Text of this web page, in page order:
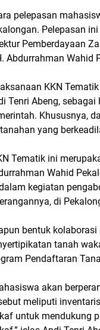
pelepasan
Pelepasan
Pemberdayaan
Abdurrahman Wahid
KKN
Tenri Abeng,
Khususnya,
yang
Tematik ini
Wahid
kegiatan
di
bentuk
tanah
Pendaftaran
akan
meliputi
untuk mendukung